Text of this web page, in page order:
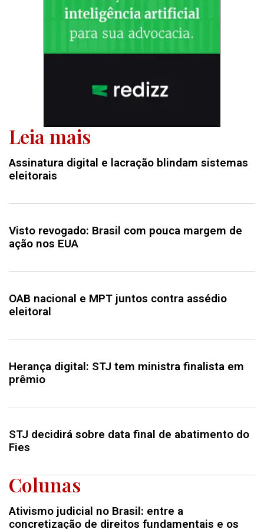
Leia mais
Assinatura digital e lacração blindam sistemas
eleitorais
Visto revogado: Brasil com pouca margem de
ação nos EUA
OAB nacional e MPT juntos contra assédio
eleitoral
Herança digital: STJ tem ministra finalista em
prêmio
STJ decidirá sobre data final de abatimento do
Fies
Colunas
Ativismo judicial no Brasil: entre a
concretização de direitos fundamentais e os